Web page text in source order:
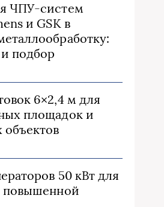
ЧПУ-систем
и GSK в
подбор
6×2,4 м для
площадок и
50 кВт для
повышенной